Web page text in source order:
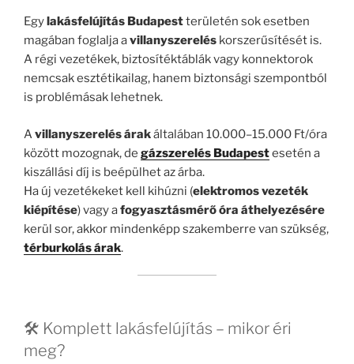
Egy lakásfelújítás Budapestterületén sok esetben
magában foglalja avillanyszerelés korszerűsítését is.
A régi vezetékek, biztosítéktáblák vagy konnektorok
nemcsak esztétikailag, hanem biztonsági szempontból
is problémásak lehetnek.
Avillanyszerelés árakáltalában 10.000–15.000 Ft/óra
között mozognak, de gázszerelés Budapestesetén a
kiszállási díj is beépülhet az árba.
Ha új vezetékeket kell kihúzni (elektromos vezeték
kiépítése) vagy afogyasztásmérő óra áthelyezésére
kerül sor, akkor mindenképp szakemberre van szükség,
térburkolás árak.
🛠️ Komplett lakásfelújítás – mikor éri
meg?